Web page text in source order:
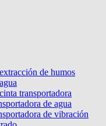
de humos
transportadora
de agua
de vibración